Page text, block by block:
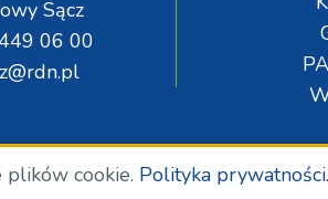
Sącz
06 00
plików cookie. Polityka prywatności.